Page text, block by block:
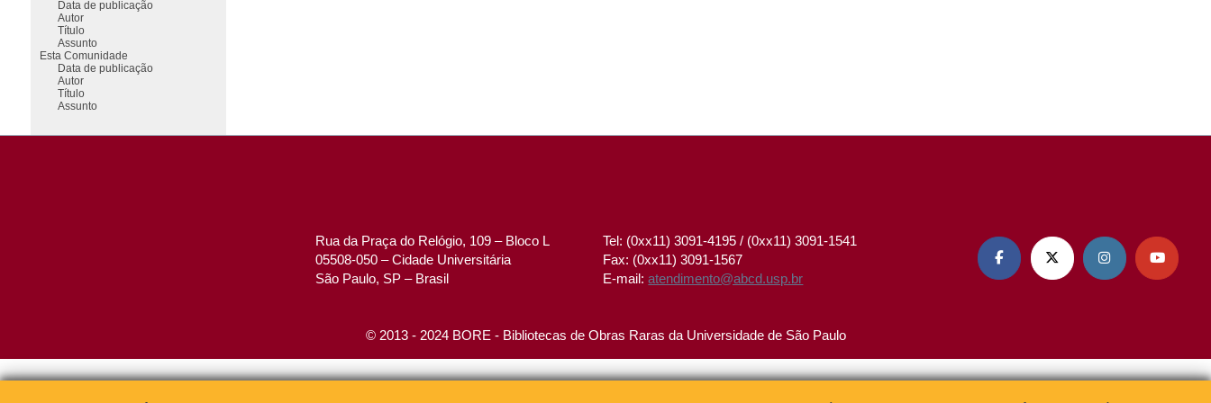
Data de publicação
Autor
Título
Assunto
Esta Comunidade
Data de publicação
Autor
Título
Assunto
Rua da Praça do Relógio, 109 – Bloco L
05508-050 – Cidade Universitária
São Paulo, SP – Brasil
Tel: (0xx11) 3091-4195 / (0xx11) 3091-1541
Fax: (0xx11) 3091-1567
E-mail:atendimento@abcd.usp.br
   
© 2013 - 2024 BORE - Bibliotecas de Obras Raras da Universidade de São Paulo